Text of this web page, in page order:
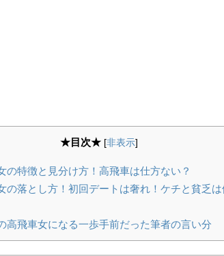
★目次★ [非表示]
の特徴と見分け方！高飛車は仕方ない？
の落とし方！初回デートは奢れ！ケチと貧乏
高飛車女になる一歩手前だった筆者の言い分